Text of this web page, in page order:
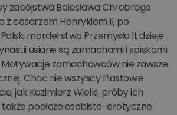
zabójstwa Bolesława Chrobrego
z cesarzem Henrykiem II, po
morderstwo Przemysła II, dzieje
usiane są zamachami i spiskami
Motywacje zamachowców nie zawsze
Choć nie wszyscy Piastowie
jak Kazimierz Wielki, próby ich
także podłoże osobisto-erotyczne.